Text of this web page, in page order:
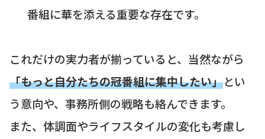
番組に華を添える重要な存在です。
これだけの実力者が揃っていると、当然ながら
「もっと自分たちの冠番組に集中したい」とい
う意向や、事務所側の戦略も絡んできます。
また、体調面やライフスタイルの変化も考慮し